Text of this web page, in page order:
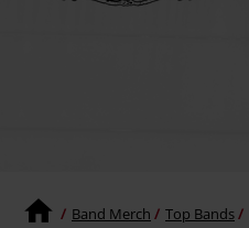
Band Merch Top Bands